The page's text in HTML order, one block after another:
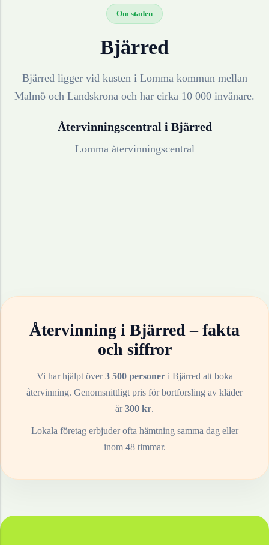
Om staden
Bjärred
Bjärred ligger vid kusten i Lomma kommun mellan
Malmö och Landskrona och har cirka 10 000 invånare.
Återvinningscentral i Bjärred
Lomma återvinningscentral
Återvinning i Bjärred– fakta
och siffror
Vi har hjälpt över3 500 personeri Bjärred att boka
återvinning. Genomsnittligt pris för bortforsling av kläder
är300 kr.
Lokala företag erbjuder ofta hämtning samma dag eller
inom 48 timmar.